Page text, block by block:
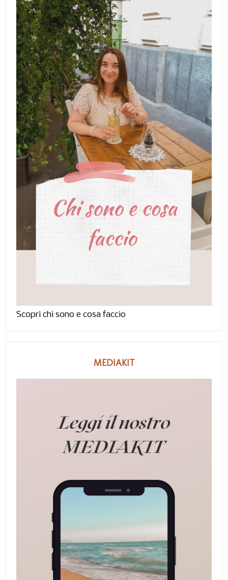
Scopri chi sono e cosa faccio
MEDIAKIT